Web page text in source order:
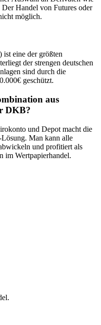
Handel von Futures oder
möglich.
eine der größten
der strengen deutschen
sind durch die
geschützt.
aus
DKB?
und Depot macht die
Man kann alle
und profitiert als
im Wertpapierhandel.